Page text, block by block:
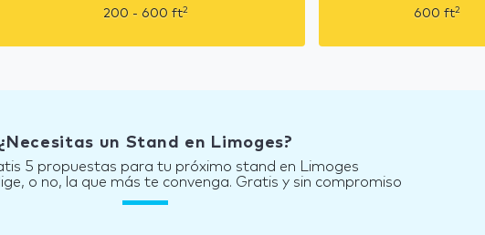
200 - 600 ft2 600 ft2
un Stand en Limoges?
5 propuestas para tu próximo stand en Limoges
o no, la que más te convenga. Gratis y sin compromiso